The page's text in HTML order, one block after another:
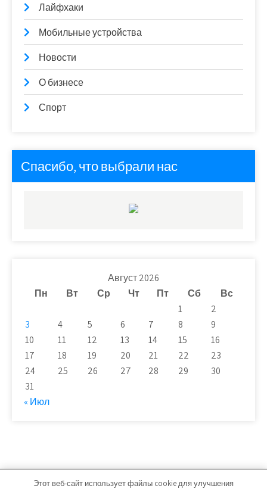
Лайфхаки
Мобильные устройства
Новости
О бизнесе
Спорт
Спасибо, что выбрали нас
Август 2026
Пн
Вт Ср Чт Пт Сб
Вс
1
2
3
4 5 6 7 8
9
10
11 12 13 14 15
16
17
18 19 20 21 22
23
24
25 26 27 28 29
30
31
« Июл
Этот веб-сайт использует файлы cookie для улучшения